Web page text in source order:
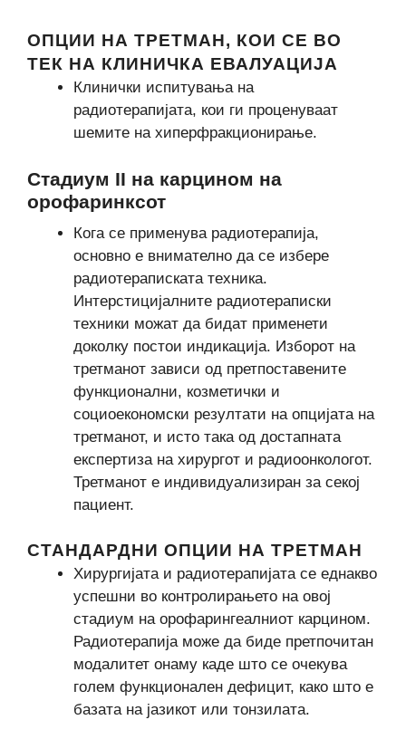
ОПЦИИ НА ТРЕТМАН, КОИ СЕ ВО
ТЕК НА КЛИНИЧКА ЕВАЛУАЦИЈА
Клинички испитувања на
радиотерапијата, кои ги проценуваат
шемите на хиперфракционирање.
Стадиум II на карцином на
орофаринксот
Кога се применува радиотерапија,
основно е внимателно да се избере
радиотераписката техника.
Интерстицијалните радиотераписки
техники можат да бидат применети
доколку постои индикација. Изборот на
третманот зависи од претпоставените
функционални, козметички и
социоекономски резултати на опцијата на
третманот, и исто така од достапната
експертиза на хирургот и радиоонкологот.
Третманот е индивидуализиран за секој
пациент.
СТАНДАРДНИ ОПЦИИ НА ТРЕТМАН
Хирургијата и радиотерапијата се еднакво
успешни во контролирањето на овој
стадиум на орофарингеалниот карцином.
Радиотерапија може да биде претпочитан
модалитет онаму каде што се очекува
голем функционален дефицит, како што е
базата на јазикот или тонзилата.